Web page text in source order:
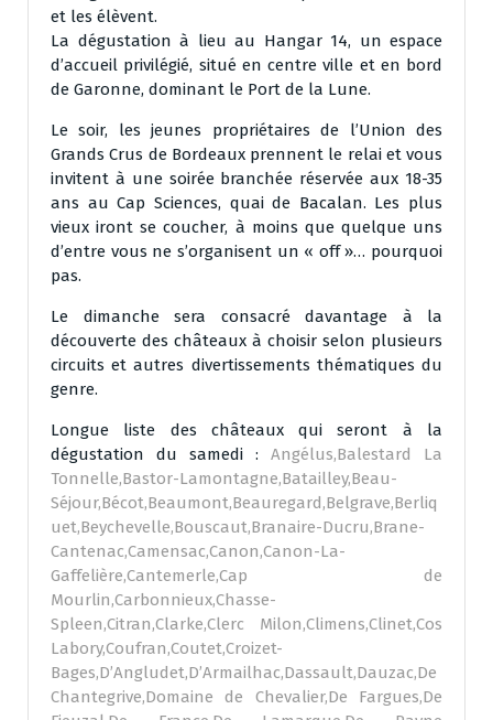
et les élèvent.
La dégustation à lieu au Hangar 14, un espace
d’accueil privilégié, situé en centre ville et en bord
de Garonne, dominant le Port de la Lune.
Le soir, les jeunes propriétaires de l’Union des
Grands Crus de Bordeaux prennent le relai et vous
invitent à une soirée branchée réservée aux 18-35
ans au Cap Sciences, quai de Bacalan. Les plus
vieux iront se coucher, à moins que quelque uns
d’entre vous ne s’organisent un « off »… pourquoi
pas.
Le dimanche sera consacré davantage à la
découverte des châteaux à choisir selon plusieurs
circuits et autres divertissements thématiques du
genre.
Longue liste des châteaux qui seront à la
dégustation du samedi : Angélus,Balestard La
Tonnelle,Bastor-Lamontagne,Batailley,Beau-
Séjour,Bécot,Beaumont,Beauregard,Belgrave,Berliq
uet,Beychevelle,Bouscaut,Branaire-Ducru,Brane-
Cantenac,Camensac,Canon,Canon-La-
Gaffelière,Cantemerle,Cap de
Mourlin,Carbonnieux,Chasse-
Spleen,Citran,Clarke,Clerc Milon,Climens,Clinet,Cos
Labory,Coufran,Coutet,Croizet-
Bages,D’Angludet,D’Armailhac,Dassault,Dauzac,De
Chantegrive,Domaine de Chevalier,De Fargues,De